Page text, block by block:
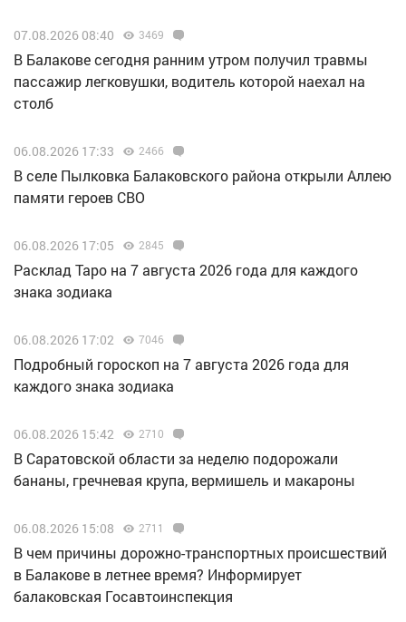
07.08.2026 08:40 3469
В Балакове сегодня ранним утром получил травмы
пассажир легковушки, водитель которой наехал на
столб
06.08.2026 17:33 2466
В селе Пылковка Балаковского района открыли Аллею
памяти героев СВО
06.08.2026 17:05 2845
Расклад Таро на 7 августа 2026 года для каждого
знака зодиака
06.08.2026 17:02 7046
Подробный гороскоп на 7 августа 2026 года для
каждого знака зодиака
06.08.2026 15:42 2710
В Саратовской области за неделю подорожали
бананы, гречневая крупа, вермишель и макароны
06.08.2026 15:08 2711
В чем причины дорожно-транспортных происшествий
в Балакове в летнее время? Информирует
балаковская Госавтоинспекция